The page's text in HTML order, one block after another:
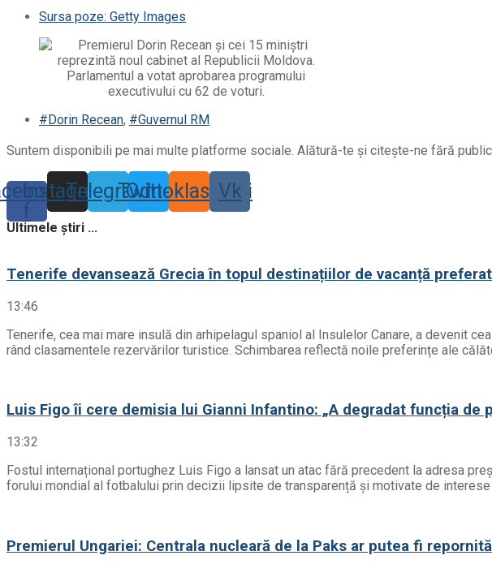
Sursa poze: Getty Images
#Dorin Recean, #Guvernul RM
Suntem disponibili pe mai multe platforme sociale. Alătură-te și citește-ne fără
f
Instagram
TelegramTwitter
Odnoklassniki
Vk
Ultimele știri ...
Tenerife devansează Grecia în topul destinațiilor de vacanță
13:46
Tenerife, cea mai mare insulă din arhipelagul spaniol al Insulelor Canare, a devenit
rând clasamentele rezervărilor turistice. Schimbarea reflectă noile preferințe ale
Luis Figo îi cere demisia lui Gianni Infantino: „A degradat funcția de
13:32
Fostul internațional portughez Luis Figo a lansat un atac fără precedent la adresa
forului mondial al fotbalului prin decizii lipsite de transparență și motivate de
Premierul Ungariei: Centrala nucleară de la Paks ar putea fi